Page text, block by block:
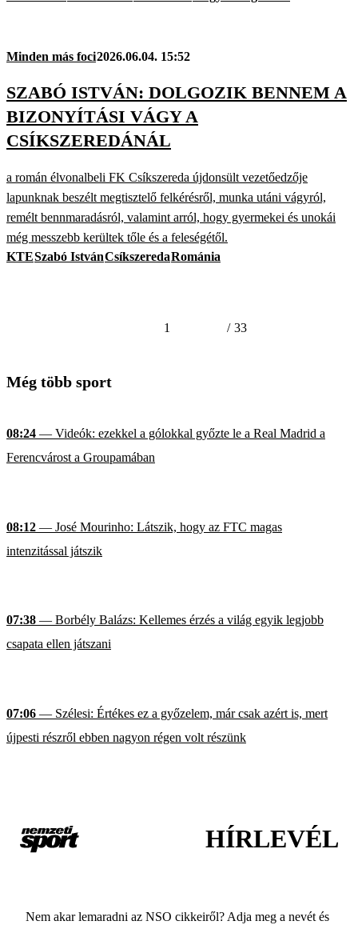
Minden más foci2026.06.04. 15:52
SZABÓ ISTVÁN: DOLGOZIK BENNEM A
BIZONYÍTÁSI VÁGY A
CSÍKSZEREDÁNÁL
a román élvonalbeli FK Csíkszereda újdonsült vezetőedzője
lapunknak beszélt megtisztelő felkérésről, munka utáni vágyról,
remélt bennmaradásról, valamint arról, hogy gyermekei és unokái
még messzebb kerültek tőle és a feleségétől.
KTESzabó IstvánCsíkszeredaRománia
1 / 33
Még több sport
08:24 — Videók: ezekkel a gólokkal győzte le a Real Madrid a
Ferencvárost a Groupamában
08:12 — José Mourinho: Látszik, hogy az FTC magas
intenzitással játszik
07:38 — Borbély Balázs: Kellemes érzés a világ egyik legjobb
csapata ellen játszani
07:06 — Szélesi: Értékes ez a győzelem, már csak azért is, mert
újpesti részről ebben nagyon régen volt részünk
HÍRLEVÉL
Nem akar lemaradni az NSO cikkeiről? Adja meg a nevét és